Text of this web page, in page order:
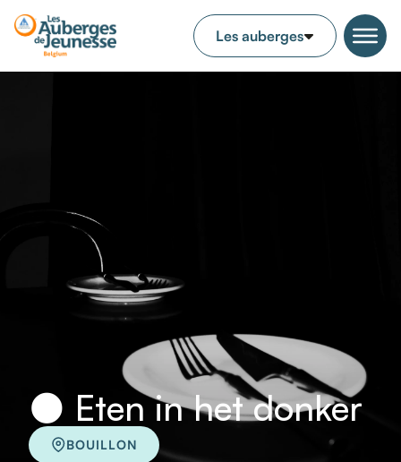
🌑 Eten in het donker
BOUILLON